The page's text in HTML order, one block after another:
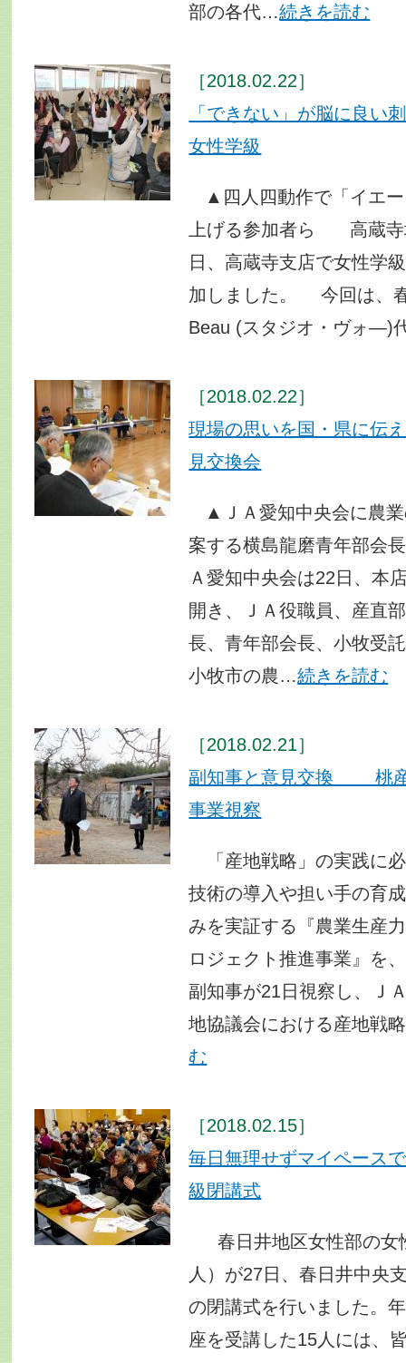
部の各代…続きを読む
［2018.02.22］
「できない」が脳に良
女性学級
▲四人四動作で「イエー
上げる参加者ら 高蔵寺
日、高蔵寺支店で女性学
加しました。 今回は、
Beau (スタジオ・ヴォ―)
［2018.02.22］
現場の思いを国・県に
見交換会
▲ＪＡ愛知中央会に農業
案する横島龍磨青年部
Ａ愛知中央会は22日、本
開き、ＪＡ役職員、産直
長、青年部会長、小牧受
小牧市の農…続きを読む
［2018.02.21］
副知事と意見交換 桃産
事業視察
「産地戦略」の実践に
技術の導入や担い手の育
みを実証する『農業生産
ロジェクト推進事業』を
副知事が21日視察し、Ｊ
地協議会における産地戦
む
［2018.02.15］
毎日無理せずマイペ
級閉講式
春日井地区女性部の女
人）が27日、春日井中央
の閉講式を行いました。
座を受講した15人には、